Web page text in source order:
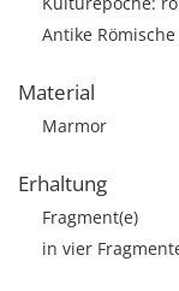
Antike
Material
Marmor
Erhaltung
Fragment(e)
in vier